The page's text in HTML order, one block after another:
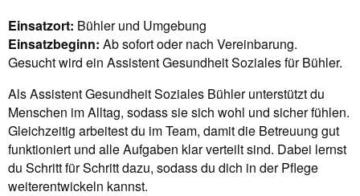
Einsatzort: Bühler und Umgebung
Einsatzbeginn: Ab sofort oder nach Vereinbarung.
Gesucht wird ein Assistent Gesundheit Soziales für Bühler.
Als Assistent Gesundheit Soziales Bühler unterstützt du
Menschen im Alltag, sodass sie sich wohl und sicher fühlen.
Gleichzeitig arbeitest du im Team, damit die Betreuung gut
funktioniert und alle Aufgaben klar verteilt sind. Dabei lernst
du Schritt für Schritt dazu, sodass du dich in der Pflege
weiterentwickeln kannst.